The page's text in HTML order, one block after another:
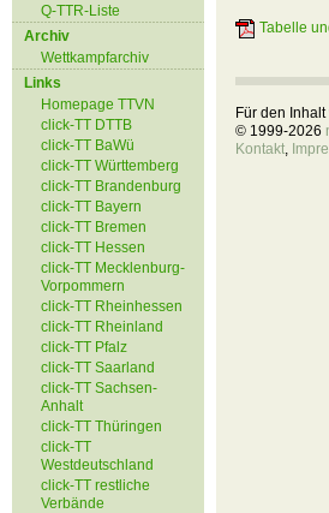
Q-TTR-Liste
Archiv
Wettkampfarchiv
Links
Homepage TTVN
click-TT DTTB
click-TT BaWü
click-TT Württemberg
click-TT Brandenburg
click-TT Bayern
click-TT Bremen
click-TT Hessen
click-TT Mecklenburg-
Vorpommern
click-TT Rheinhessen
click-TT Rheinland
click-TT Pfalz
click-TT Saarland
click-TT Sachsen-
Anhalt
click-TT Thüringen
click-TT
Westdeutschland
click-TT restliche
Verbände
Tabelle
Für den
© 1999-2026
Kontakt,